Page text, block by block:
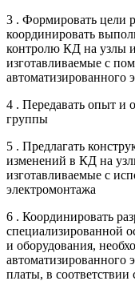
3 . Формировать цели
координировать
контролю КД на узлы
изготавливаемые с
автоматизированного
4 . Передавать опыт и
группы
5 . Предлагать
изменений в КД на
изготавливаемые с
электромонтажа
6 . Координировать
специализированной
и оборудования,
платы, в